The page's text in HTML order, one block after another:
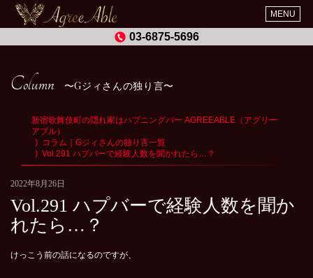
MENU
03-6875-5696
Column Gジィさんの独り言
新宿歌舞伎町の隠れ家はハプニングバー AGREEABLE（アグリー
アブル）
コラム｜Gジィさんの独り言一覧
Vol.291 ハプバーで経験人数を聞かれたら…？
2022年8月26日
Vol.291 ハプバーで経験人数を聞か
れたら…？
けっこう前の話になるのですが、